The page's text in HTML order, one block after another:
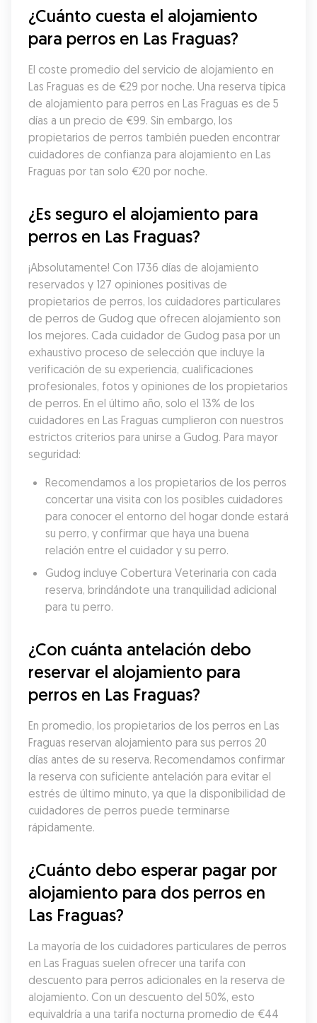
¿Cuánto cuesta el alojamiento
para perros en Las Fraguas?
El coste promedio del servicio de alojamiento en
Las Fraguas es de €29 por noche. Una reserva típica
de alojamiento para perros en Las Fraguas es de 5
días a un precio de €99. Sin embargo, los
propietarios de perros también pueden encontrar
cuidadores de confianza para alojamiento en Las
Fraguas por tan solo €20 por noche.
¿Es seguro el alojamiento para
perros en Las Fraguas?
¡Absolutamente! Con 1736 días de alojamiento
reservados y 127 opiniones positivas de
propietarios de perros, los cuidadores particulares
de perros de Gudog que ofrecen alojamiento son
los mejores. Cada cuidador de Gudog pasa por un
exhaustivo proceso de selección que incluye la
verificación de su experiencia, cualificaciones
profesionales, fotos y opiniones de los propietarios
de perros. En el último año, solo el 13% de los
cuidadores en Las Fraguas cumplieron con nuestros
estrictos criterios para unirse a Gudog. Para mayor
seguridad:
Recomendamos a los propietarios de los perros
concertar una visita con los posibles cuidadores
para conocer el entorno del hogar donde estará
su perro, y confirmar que haya una buena
relación entre el cuidador y su perro.
Gudog incluye Cobertura Veterinaria con cada
reserva, brindándote una tranquilidad adicional
para tu perro.
¿Con cuánta antelación debo
reservar el alojamiento para
perros en Las Fraguas?
En promedio, los propietarios de los perros en Las
Fraguas reservan alojamiento para sus perros 20
días antes de su reserva. Recomendamos confirmar
la reserva con suficiente antelación para evitar el
estrés de último minuto, ya que la disponibilidad de
cuidadores de perros puede terminarse
rápidamente.
¿Cuánto debo esperar pagar por
alojamiento para dos perros en
Las Fraguas?
La mayoría de los cuidadores particulares de perros
en Las Fraguas suelen ofrecer una tarifa con
descuento para perros adicionales en la reserva de
alojamiento. Con un descuento del 50%, esto
equivaldría a una tarifa nocturna promedio de €44